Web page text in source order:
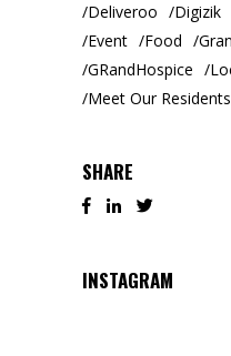
Deliveroo
Digizik
Event
Food
GRandHospice
Meet Our Residents
SHARE
INSTAGRAM